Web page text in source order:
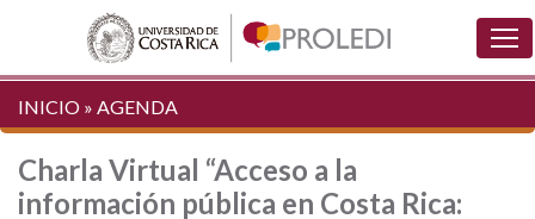
INICIO » AGENDA
Charla Virtual “Acceso a la
información pública en Costa Rica: